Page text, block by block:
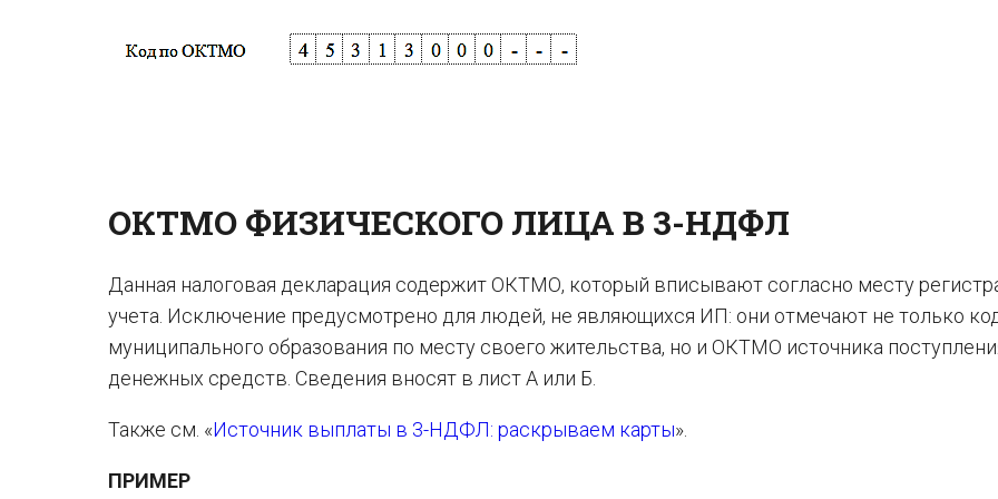
ОКТМО ФИЗИЧЕСКОГО ЛИЦА В 3-НДФЛ
Данная налоговая декларация содержит ОКТМО, который вписывают согласно месту
учета. Исключение предусмотрено для людей, не являющихся ИП: они отмечают не только
муниципального образования по месту своего жительства, но и ОКТМО источника
денежных средств. Сведения вносят в лист А или Б.
Также см. «Источник выплаты в 3-НДФЛ: раскрываем карты».
ПРИМЕР